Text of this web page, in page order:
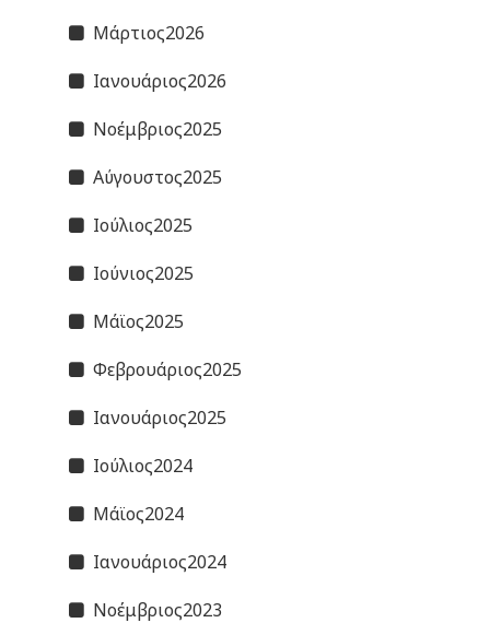
Μάρτιος2026
Ιανουάριος2026
Νοέμβριος2025
Αύγουστος2025
Ιούλιος2025
Ιούνιος2025
Μάϊος2025
Φεβρουάριος2025
Ιανουάριος2025
Ιούλιος2024
Μάϊος2024
Ιανουάριος2024
Νοέμβριος2023